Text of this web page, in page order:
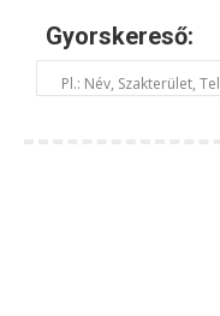
Gyorskereső: